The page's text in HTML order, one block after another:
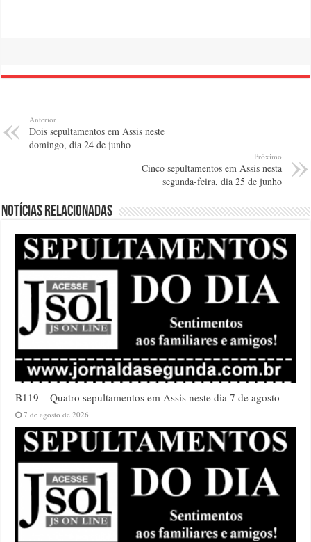
Anterior
Dois sepultamentos em Assis neste
domingo, dia 24 de junho
Próximo
Cinco sepultamentos em Assis nesta
segunda-feira, dia 25 de junho
Notícias relacionadas
B119 – Quatro sepultamentos em Assis neste dia 7 de agosto
7 de agosto de 2026